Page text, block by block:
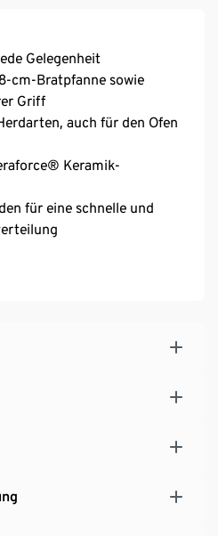
Gelegenheit
cm-Bratpfanne sowie
Griff
auch für den Ofen
Keramik-
für eine schnelle und
bis 230 °C
verhindert Kratzer auf dem
10 kg